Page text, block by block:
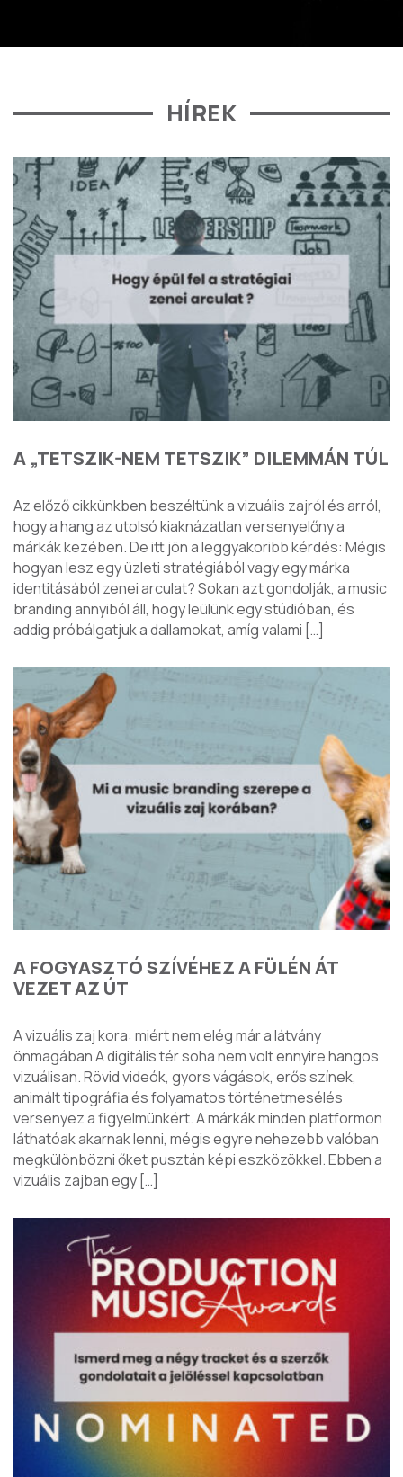
HÍREK
A „TETSZIK-NEM TETSZIK” DILEMMÁN TÚL
Az előző cikkünkben beszéltünk a vizuális zajról és arról,
hogy a hang az utolsó kiaknázatlan versenyelőny a
márkák kezében. De itt jön a leggyakoribb kérdés: Mégis
hogyan lesz egy üzleti stratégiából vagy egy márka
identitásából zenei arculat? Sokan azt gondolják, a music
branding annyiból áll, hogy leülünk egy stúdióban, és
addig próbálgatjuk a dallamokat, amíg valami […]
A FOGYASZTÓ SZÍVÉHEZ A FÜLÉN ÁT
VEZET AZ ÚT
A vizuális zaj kora: miért nem elég már a látvány
önmagában A digitális tér soha nem volt ennyire hangos
vizuálisan. Rövid videók, gyors vágások, erős színek,
animált tipográfia és folyamatos történetmesélés
versenyez a figyelmünkért. A márkák minden platformon
láthatóak akarnak lenni, mégis egyre nehezebb valóban
megkülönbözni őket pusztán képi eszközökkel. Ebben a
vizuális zajban egy […]